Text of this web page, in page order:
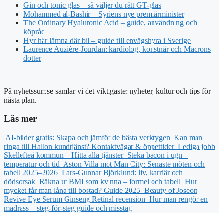
Gin och tonic glas – så väljer du rätt GT-glas
Mohammed al-Bashir – Syriens nye premiärminister
The Ordinary Hyaluronic Acid – guide, användning och
köpråd
Hyr här lämna där bil – guide till envägshyra i Sverige
Laurence Auzière-Jourdan: kardiolog, konstnär och Macrons
dotter
På nyhetssurr.se samlar vi det viktigaste: nyheter, kultur och tips för
nästa plan.
Läs mer
AI-bilder gratis: Skapa och jämför de bästa verktygen Kan man
ringa till Hallon kundtjänst? Kontaktvägar & öppettider Lediga jobb
Skellefteå kommun – Hitta alla tjänster Steka bacon i ugn –
temperatur och tid Aston Villa mot Man City: Senaste möten och
tabell 2025–2026 Lars-Gunnar Björklund: liv, karriär och
dödsorsak Räkna ut BMI som kvinna – formel och tabell Hur
mycket får man låna till bostad? Guide 2025 Beauty of Joseon
Revive Eye Serum Ginseng Retinal recension Hur man rengör en
madrass – steg-för-steg guide och misstag